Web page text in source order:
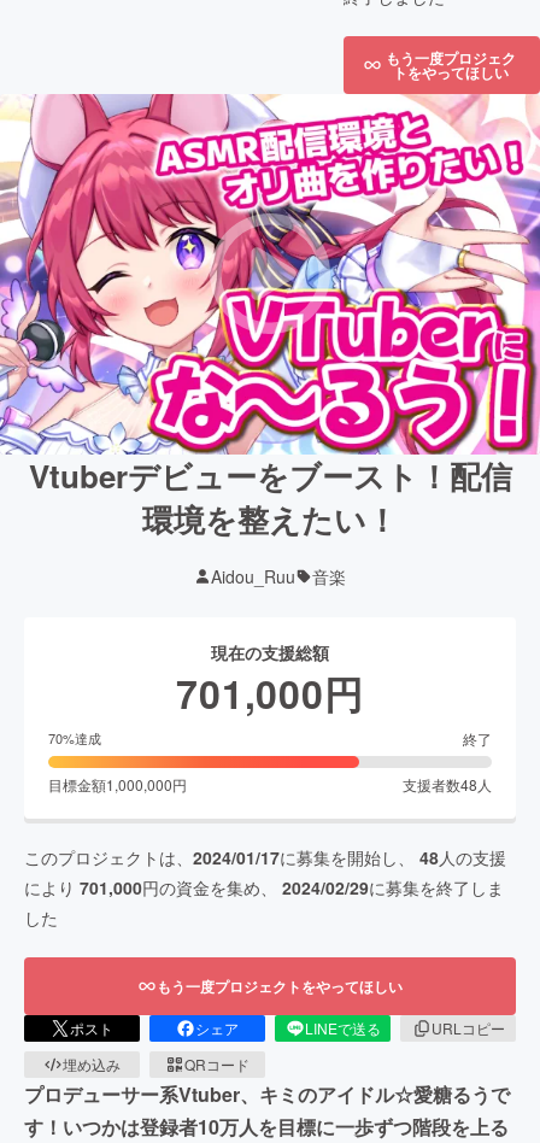
もう一度プロジェク
トをやってほしい
Vtuberデビューをブースト！配信
環境を整えたい！
Aidou_Ruu 音楽
現在の支援総額
701,000円
70%達成 終了
目標金額1,000,000円 支援者数48 人
このプロジェクトは、 2024/01/17に募集を開始し、 48人の支援
により 701,000円の資金を集め、 2024/02/29に募集を終了しま
した
もう一度プロジェクトをやってほしい
ポスト シェア LINEで送る
URLコピー
埋め込み
QRコード
プロデューサー系Vtuber、キミのアイドル☆愛糖るうで
す！いつかは登録者10万人を目標に一歩ずつ階段を上る